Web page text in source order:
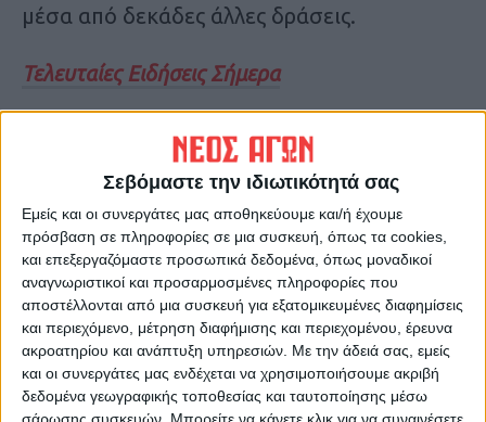
Σεβόμαστε την ιδιωτικότητά σας
Εμείς και οι συνεργάτες μας αποθηκεύουμε και/ή έχουμε
πρόσβαση σε πληροφορίες σε μια συσκευή, όπως τα cookies,
και επεξεργαζόμαστε προσωπικά δεδομένα, όπως μοναδικοί
αναγνωριστικοί και προσαρμοσμένες πληροφορίες που
αποστέλλονται από μια συσκευή για εξατομικευμένες διαφημίσεις
και περιεχόμενο, μέτρηση διαφήμισης και περιεχομένου, έρευνα
ακροατηρίου και ανάπτυξη υπηρεσιών. Με την άδειά σας, εμείς
και οι συνεργάτες μας ενδέχεται να χρησιμοποιήσουμε ακριβή
δεδομένα γεωγραφικής τοποθεσίας και ταυτοποίησης μέσω
σάρωσης συσκευών. Μπορείτε να κάνετε κλικ για να συναινέσετε
μέσα από δεκάδες άλλες δράσεις.
Τελευταίες Ειδήσεις Σήμερα
Ακολούθησε την εφημερίδα ΝΕΟΣ
ΑΓΩΝ στο Google News!
Όλες οι εξελίξεις στην περιοχή της
Καρδίτσας και ευρύτερα της Θεσσαλίας
ΠΡΟΗΓΟΥΜΕΝΟ ΑΡΘΡΟ
Αντιδρούν οι κάτοικοι του
Καλλιφωνίου στην
κατασκευή καταφυγίου
αδέσποτων ζώων
ΕΠΟΜΕΝΟ ΑΡΘΡΟ
Στους δρόμους με χιλιάδες
τρακτέρ και οι αγρότες στην
Ολλανδία